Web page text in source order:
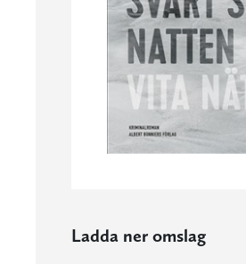
Ladda ner omslag